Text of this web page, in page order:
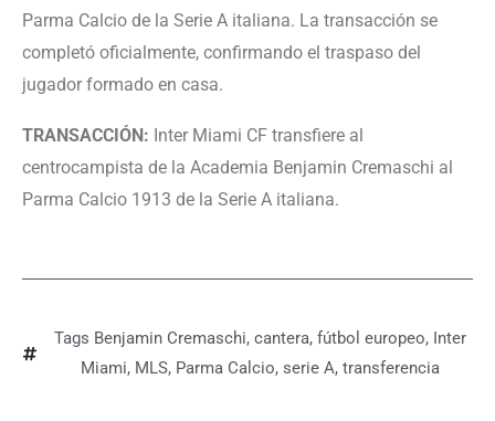
Parma Calcio de la Serie A italiana. La transacción se
completó oficialmente, confirmando el traspaso del
jugador formado en casa.
TRANSACCIÓN: Inter Miami CF transfiere al
centrocampista de la Academia Benjamin Cremaschi al
Parma Calcio 1913 de la Serie A italiana.
Tags Benjamin Cremaschi, cantera, fútbol europeo, Inter
Miami, MLS, Parma Calcio, serie A, transferencia